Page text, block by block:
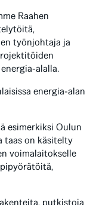
Raahen
työnjohtaja ja
alalla.
energia-alan
esimerkiksi Oulun
taas on käsitelty
voimalaitokselle
putkistoja